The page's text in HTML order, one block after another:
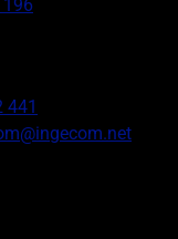
441